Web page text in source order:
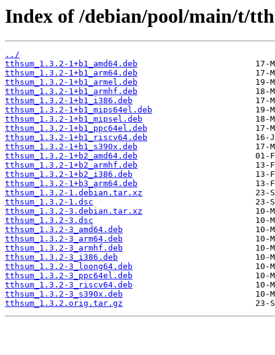
Index of /debian/pool/main/t/
../
tthsum_1.3.2-1+b1_amd64.deb
tthsum_1.3.2-1+b1_arm64.deb
tthsum_1.3.2-1+b1_armel.deb
tthsum_1.3.2-1+b1_armhf.deb
tthsum_1.3.2-1+b1_i386.deb
tthsum_1.3.2-1+b1_mips64el.deb
tthsum_1.3.2-1+b1_mipsel.deb
tthsum_1.3.2-1+b1_ppc64el.deb
tthsum_1.3.2-1+b1_riscv64.deb
tthsum_1.3.2-1+b1_s390x.deb
tthsum_1.3.2-1+b2_amd64.deb
tthsum_1.3.2-1+b2_armhf.deb
tthsum_1.3.2-1+b2_i386.deb
tthsum_1.3.2-1+b3_arm64.deb
tthsum_1.3.2-1.debian.tar.xz
tthsum_1.3.2-1.dsc
tthsum_1.3.2-3.debian.tar.xz
tthsum_1.3.2-3.dsc
tthsum_1.3.2-3_amd64.deb
tthsum_1.3.2-3_arm64.deb
tthsum_1.3.2-3_armhf.deb
tthsum_1.3.2-3_i386.deb
tthsum_1.3.2-3_loong64.deb
tthsum_1.3.2-3_ppc64el.deb
tthsum_1.3.2-3_riscv64.deb
tthsum_1.3.2-3_s390x.deb
tthsum_1.3.2.orig.tar.gz